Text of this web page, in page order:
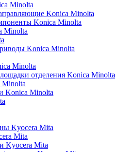
Minolta
Konica Minolta
Konica Minolta
Minolta
Konica Minolta
Minolta
отделения Konica Minolta
Minolta
Konica Minolta
Kyocera Mita
Mita
Kyocera Mita